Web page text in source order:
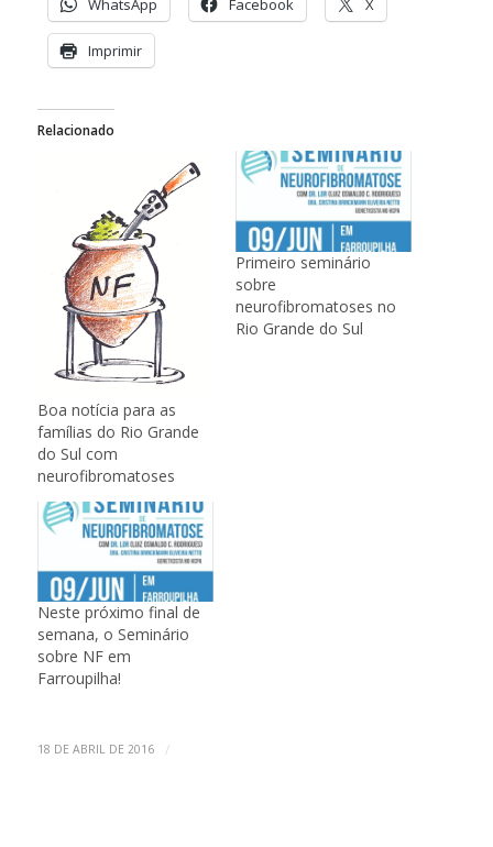
WhatsApp Facebook X
Imprimir
Relacionado
Boa notícia para as
famílias do Rio Grande
do Sul com
neurofibromatoses
Primeiro seminário
sobre
neurofibromatoses no
Rio Grande do Sul
Neste próximo final de
semana, o Seminário
sobre NF em
Farroupilha!
18 DE ABRIL DE 2016 /